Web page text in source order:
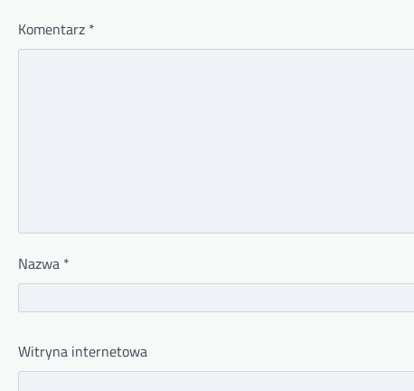
Komentarz *
Nazwa *
Witryna internetowa